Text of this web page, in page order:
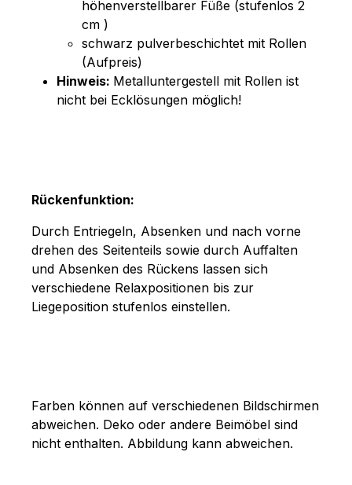
höhenverstellbarer Füße (stufenlos 2
cm )
schwarz pulverbeschichtet mit Rollen
(Aufpreis)
Hinweis: Metalluntergestell mit Rollen ist
nicht bei Ecklösungen möglich!
Rückenfunktion:
Durch Entriegeln, Absenken und nach vorne
drehen des Seitenteils sowie durch Auffalten
und Absenken des Rückens lassen sich
verschiedene Relaxpositionen bis zur
Liegeposition stufenlos einstellen.
Farben können auf verschiedenen Bildschirmen
abweichen. Deko oder andere Beimöbel sind
nicht enthalten. Abbildung kann abweichen.